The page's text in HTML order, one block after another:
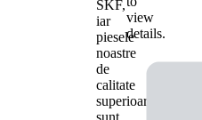
SKF,
iar
piesele
noastre
de
calitate
superioară
sunt
view
details.